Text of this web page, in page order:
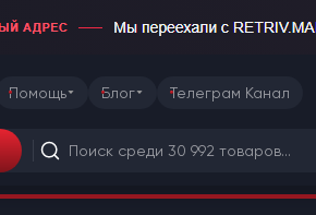
Помощь Блог Телеграм Канал